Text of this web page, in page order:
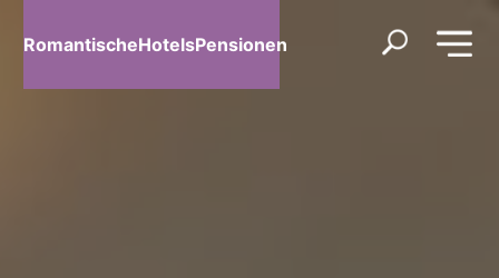
RomantischeHotelsPensionen